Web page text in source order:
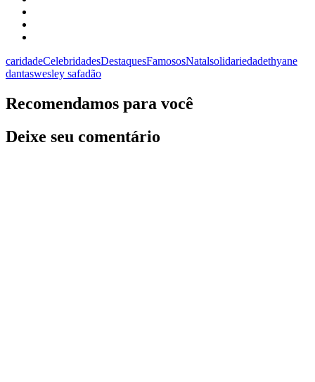
caridadeCelebridadesDestaquesFamososNatalsolidariedadethyane
dantaswesley safadão
Recomendamos para você
Deixe seu comentário